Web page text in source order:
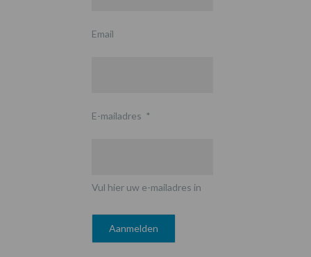
Email
E-mailadres *
Vul hier uw e-mailadres in